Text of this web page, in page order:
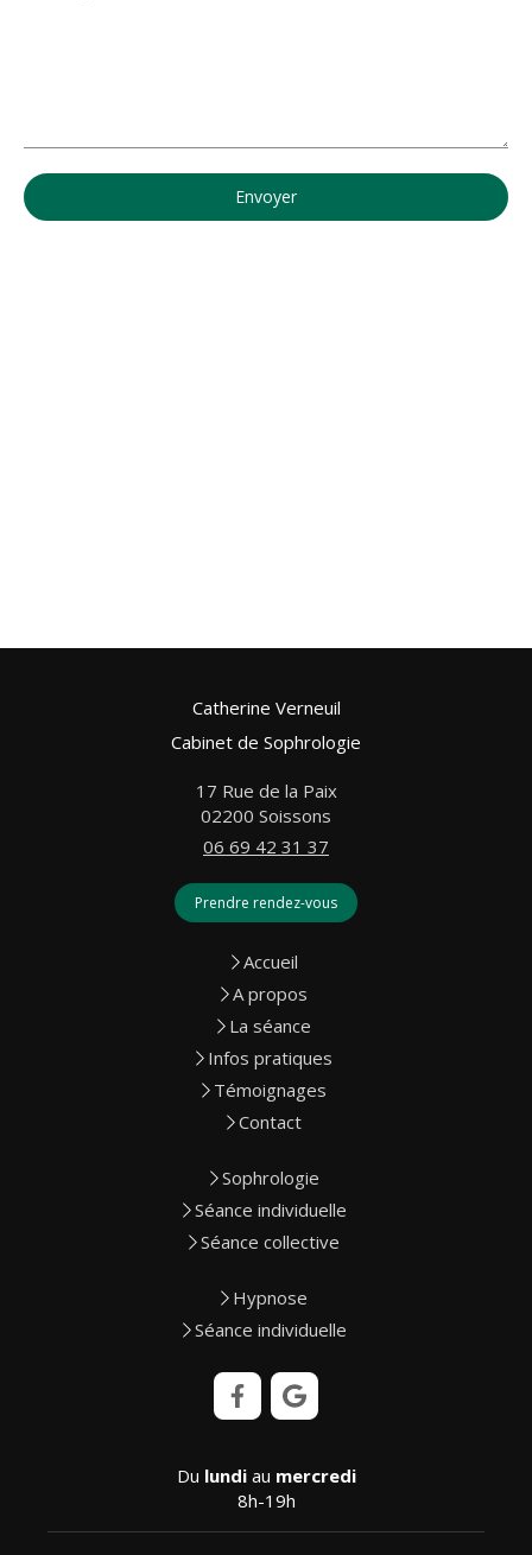
Envoyer
Catherine Verneuil
Cabinet de Sophrologie
17 Rue de la Paix
02200 Soissons
06 69 42 31 37
Prendre rendez-vous
Accueil
A propos
La séance
Infos pratiques
Témoignages
Contact
Sophrologie
Séance individuelle
Séance collective
Hypnose
Séance individuelle
Du lundiau mercredi
8h-19h